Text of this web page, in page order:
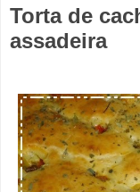
Torta de
assadeira